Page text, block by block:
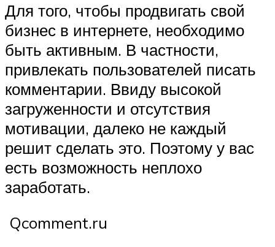
Для того, чтобы продвигать свой
бизнес в интернете, необходимо
быть активным. В частности,
привлекать пользователей писать
комментарии. Ввиду высокой
загруженности и отсутствия
мотивации, далеко не каждый
решит сделать это. Поэтому у вас
есть возможность неплохо
заработать.
Qcomment.ru